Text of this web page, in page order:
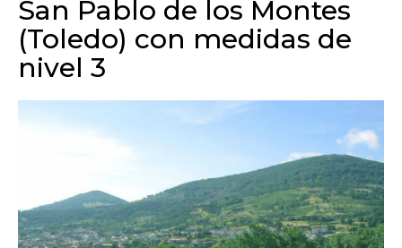
San Pablo de los Montes
(Toledo) con medidas de
nivel 3